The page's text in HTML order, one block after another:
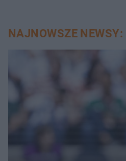
NAJNOWSZE NEWSY: